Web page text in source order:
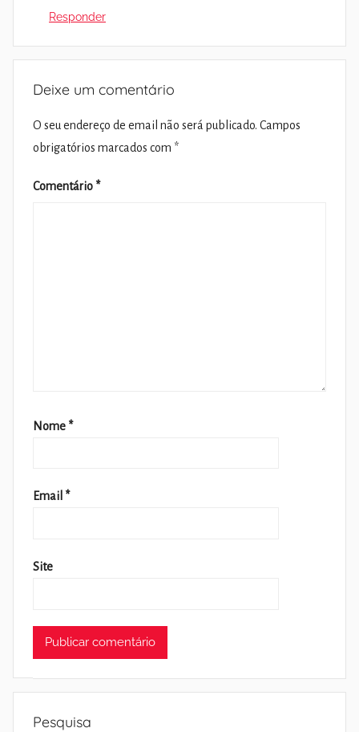
Responder
Deixe um comentário
O seu endereço de email não será publicado. Campos
obrigatórios marcados com *
Comentário *
Nome *
Email *
Site
Pesquisa